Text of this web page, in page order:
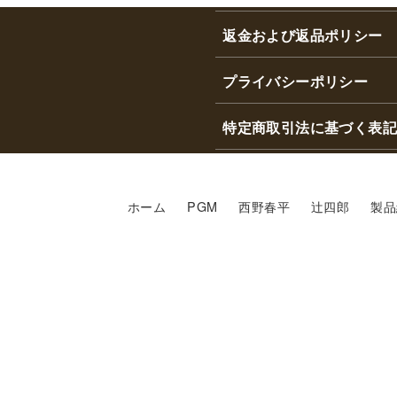
返金および返品ポリシー
プライバシーポリシー
特定商取引法に基づく表記
ホーム PGM 西野春平 辻四郎 製